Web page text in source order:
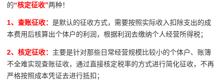
的“核定征收”两种！
1、查账征收： 是默认的征收方式，需要按照实际收入扣除支出的成
本费用后核算出个体户的利润，根据利润去缴纳个人经营所得税；
2、核定征收： 主要是针对那些日常经营规模比较小的个体户、账簿
不全难实现查账征收，通过直接核定税率的方式进行简化征收，不再
严格按照成本凭证去进行抵扣；